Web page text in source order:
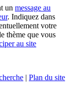
un message au
. Indiquez dans
votre
thème que vous
au site
| Plan du site